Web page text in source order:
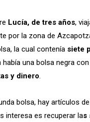
Lucía, de tres años,
por la zona de
la cual contenía siete
una bolsa negra
y dinero.
bolsa, hay artículos
interesa es recuperar las